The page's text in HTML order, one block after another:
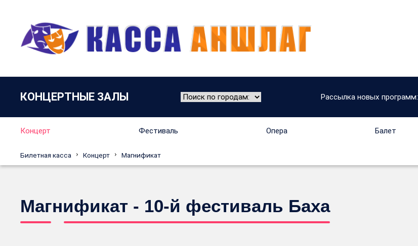
КОНЦЕРТНЫЕ ЗАЛЫ Рассылка новых программ:
Концерт Фестиваль Опера Балет
Билетная касса Концерт Магнификат
Магнификат - 10-й фестиваль Баха